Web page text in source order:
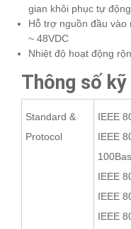
gian khôi phục tự
Hỗ trợ nguồn đầu vào
~ 48VDC
Nhiệt độ hoạt động
Thông số
Standard &
Protocol
IEEE
IEEE
IEEE
IEEE
IEEE